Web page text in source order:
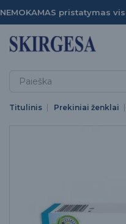
NEMOKAMAS pristatymas
Titulinis Prekiniai ženklai